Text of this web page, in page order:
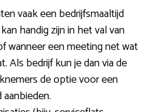
vaak een bedrijfsmaaltijd
handig zijn in het val van
wanneer een meeting net wat
Als bedrijf kun je dan via de
de optie voor een